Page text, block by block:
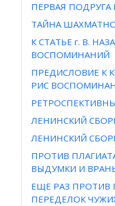
ПЕРВАЯ
ТАЙНА
К СТАТЬЕ г. В.
ВОСПОМИНАНИЙ
ПРЕДИСЛОВИЕ К
РИС
ЛЕНИНСКИЙ
ЛЕНИНСКИЙ
ПРОТИВ
ВЫДУМКИ И
ЕЩЕ РАЗ ПРОТИВ
ПЕРЕДЕЛОК